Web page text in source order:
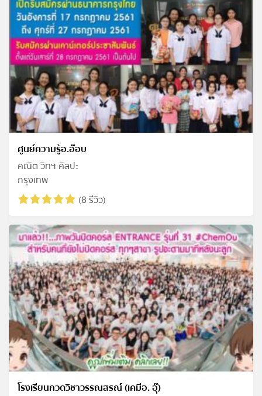
ศูนย์ความรู้อ.อ๊อบ
คณิต วิทฯ ศิลปะ
กรุงเทพ
(8 รีวิว)
โรงเรียนกวดวิชาวรรณสรณ์ (เคมีอ. อุ๊)